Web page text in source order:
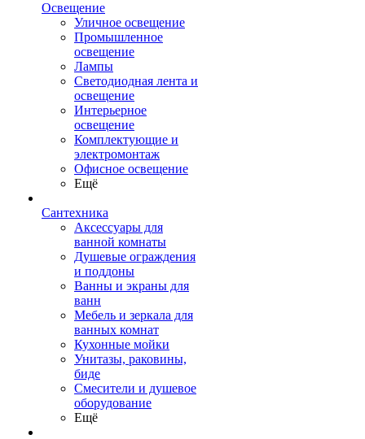
Освещение
Уличное освещение
Промышленное
освещение
Лампы
Светодиодная лента и
освещение
Интерьерное
освещение
Комплектующие и
электромонтаж
Офисное освещение
Ещё
Сантехника
Аксессуары для
ванной комнаты
Душевые ограждения
и поддоны
Ванны и экраны для
ванн
Мебель и зеркала для
ванных комнат
Кухонные мойки
Унитазы, раковины,
биде
Смесители и душевое
оборудование
Ещё